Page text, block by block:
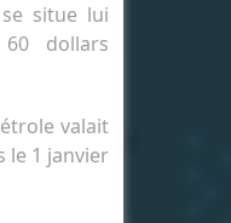
situe lui
dollars
valait
le 1 janvier